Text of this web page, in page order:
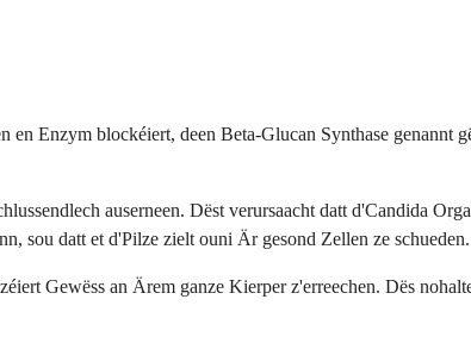
Enzym blockéiert, deen Beta-Glucan Synthase genannt
auserneen. Dëst verursaacht datt d'Candida
sou datt et d'Pilze zielt ouni Är gesond Zellen ze schueden.
Gewëss an Ärem ganze Kierper z'erreechen. Dës